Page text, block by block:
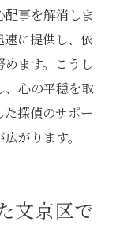
事を解消しま
に提供し、依
ます。こうし
、心の平穏を取
探偵のサポー
がります。
文京区で